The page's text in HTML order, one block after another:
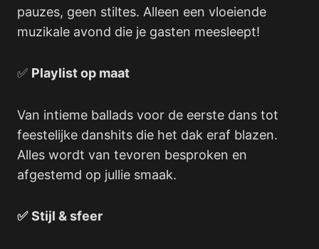
pauzes, geen stiltes. Alleen een vloeiende
muzikale avond die je gasten meesleept!
✅ Playlist op maat
Van intieme ballads voor de eerste dans tot
feestelijke danshits die het dak eraf blazen.
Alles wordt van tevoren besproken en
afgestemd op jullie smaak.
✅ Stijl & sfeer